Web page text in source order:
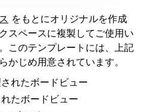
をもとにオリジナルを作成
スペースに複製してご使用い
このテンプレートには、上記
かじめ用意されています。
れたボードビュー
たボードビュー